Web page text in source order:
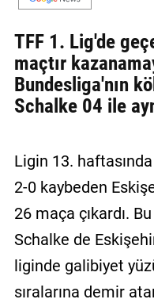
İletişim
Gizlilik
Sözleşmesi
Sözleşmesi
TFF 1. Lig'de
maçtır
Bundesliga'nın
Schalke 04 ile
Ligin 13.
2-0 kaybeden
26 maça çıkardı.
Schalke de
liginde galibiyet
sıralarına demir